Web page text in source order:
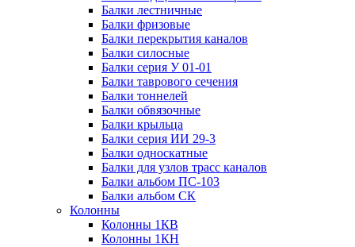
Балки лестничные
Балки фризовые
Балки перекрытия каналов
Балки силосные
Балки серия У 01-01
Балки таврового сечения
Балки тоннелей
Балки обвязочные
Балки крыльца
Балки серия ИИ 29-3
Балки односкатные
Балки для узлов трасс каналов
Балки альбом ПС-103
Балки альбом СК
Колонны
Колонны 1КВ
Колонны 1КН